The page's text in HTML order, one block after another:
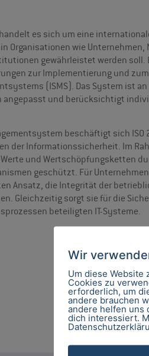
handelt es sich um eine
Organisationen wie Unternehmen,
gewährleistet werden soll.
zur Implementierung und
(ISMS). Das System ist an
angepasst und berücksichtigt
beschäftigt sich ISO
der Informationssicherheit. Im
und Wertschöpfungsketten
geschützt. Für
Ansatz, die Integrität der
Gleichzeitig sorgt sie für die
beteiligten IT-Systeme.
Wir
Um diese Website
Cookies zu
erforderlich, um
andere brauchen
andere helfen uns
dich interessiert.